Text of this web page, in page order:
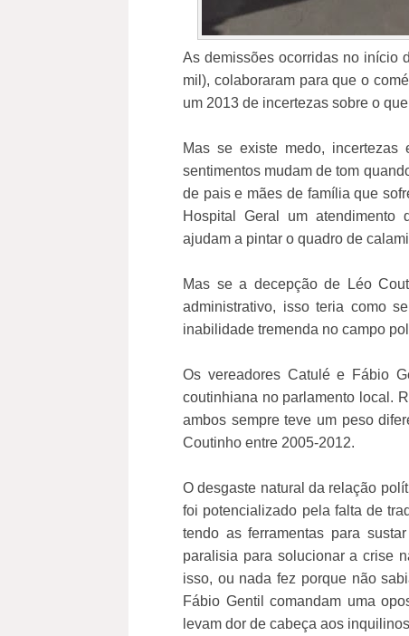
As demissões ocorridas no início
mil), colaboraram para que o
um 2013 de incertezas sobre o
Mas se existe medo, incertezas
sentimentos mudam de tom
de pais e mães de família que
Hospital Geral um
ajudam a pintar o quadro de
Mas se a decepção de Léo
administrativo, isso teria como
inabilidade tremenda no campo
Os vereadores Catulé e Fábio
coutinhiana no parlamento local.
ambos sempre teve um peso
Coutinho entre 2005-2012.
O desgaste natural da relação
foi potencializado pela falta de
tendo as ferramentas para
paralisia para solucionar a crise
isso, ou nada fez porque não
Fábio Gentil comandam uma
levam dor de cabeça aos